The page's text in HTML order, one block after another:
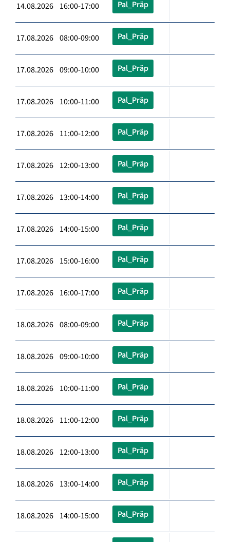
14.08.2026 16:00-17:00 Pal_Präp
17.08.2026 08:00-09:00 Pal_Präp
17.08.2026 09:00-10:00 Pal_Präp
17.08.2026 10:00-11:00 Pal_Präp
17.08.2026 11:00-12:00 Pal_Präp
17.08.2026 12:00-13:00 Pal_Präp
17.08.2026 13:00-14:00 Pal_Präp
17.08.2026 14:00-15:00 Pal_Präp
17.08.2026 15:00-16:00 Pal_Präp
17.08.2026 16:00-17:00 Pal_Präp
18.08.2026 08:00-09:00 Pal_Präp
18.08.2026 09:00-10:00 Pal_Präp
18.08.2026 10:00-11:00 Pal_Präp
18.08.2026 11:00-12:00 Pal_Präp
18.08.2026 12:00-13:00 Pal_Präp
18.08.2026 13:00-14:00 Pal_Präp
18.08.2026 14:00-15:00 Pal_Präp